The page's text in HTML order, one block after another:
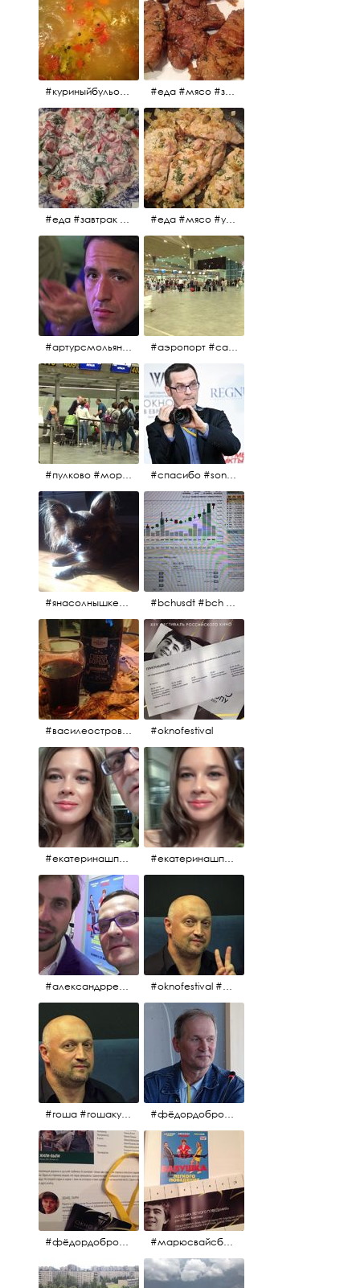
#куриныйбульон #лавровыйлист #помидоры #картофель #чеснок #лук #морковь #приправы #перецдушистый #курица #ужин #еда #сольповкусу #жёлтыйкарри #имбирь #кориандр #кокос #лимонныйсок #оливковоемасло #кумин #кайенскийперец #еда #мясо #завтрак #источниквдохновения #люблюготовить
#еда #завтрак #витамины #помидоры #укроп #огурцы #сметана #салат #еда #мясо #утро #завтрак #едакакисточниквдохновения
#артурсмольянинов @melnikovadsh #artursmolyaninov #аэропорт #санктпетербург #пулково #мореморе #моремолнцепесок #дваночи
#пулково #море #песок #лето #морепесоксолнце #дваночи #спасибо #sony #nikon #oknofestivsl @alex_kurov #aplgallery
#янасолнышкележу #янасолнышкогляжу #чихуахуа #bchusdt #bch #usdt #sell #buy #exchange #markets #bitcoincash #cryptocurrency #pump
#василеостровское #синяяборода #пиво #пивовобла #вобла #рыба #oknofestival
#екатеринашпица #шпица @ekaterinashpitsa #екатеринашпица #шпица @ekaterinashpitsa
#александрревва #ревва #артурпирожков #бабушкалегкогоповедения @arthurpirozhkov #oknofestival #gosha #гошакуценко
#гоша #гошакуценко #oknofestival #фёдордобронравов #кино #хорошеекино #жилибыли
#фёдордобронравов #эдуардпарри #жилибыли #иринарозанова #марюсвайсберг #александрревва #глюкоза #любовьвбольшомгороде #ххvфестивальроссийскогокино